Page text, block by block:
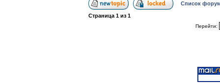
Список
Страница 1 из 1
Перейти: